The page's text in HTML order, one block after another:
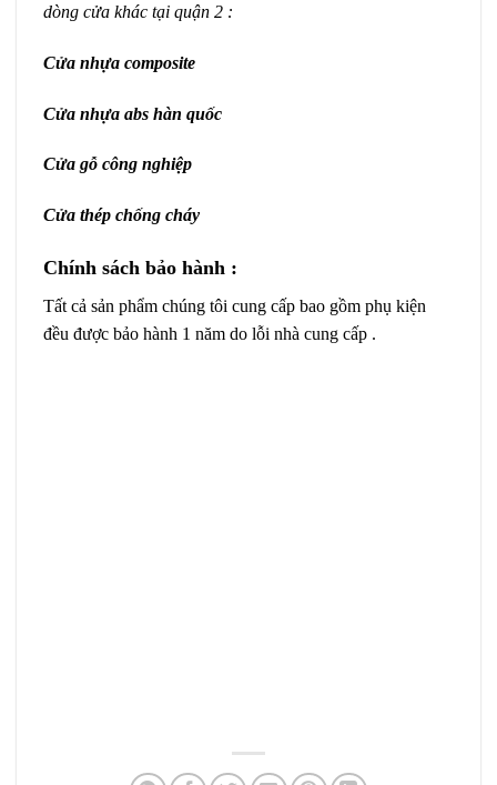
dòng cửa khác tại quận 2 :
Cửa nhựa composite
Cửa nhựa abs hàn quốc
Cửa gỗ công nghiệp
Cửa thép chống cháy
Chính sách bảo hành :
Tất cả sản phẩm chúng tôi cung cấp bao gồm phụ kiện
đều được bảo hành 1 năm do lỗi nhà cung cấp .